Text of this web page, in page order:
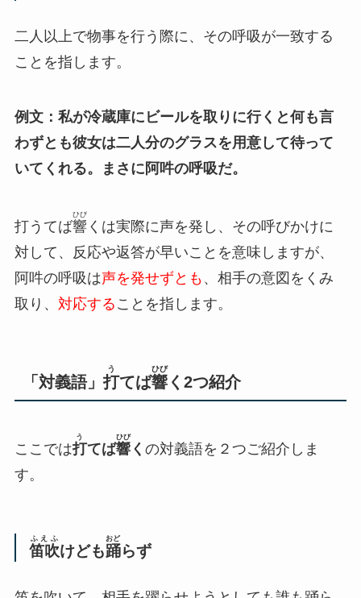
二人以上で物事を行う際に、その呼吸が一致する
ことを指します。
例文：私が冷蔵庫にビールを取りに行くと何も言
わずとも彼女は二人分のグラスを用意して待って
いてくれる。まさに阿吽の呼吸だ。
打うてば響
ひび
くは実際に声を発し、その呼びかけに
対して、反応や返答が早いことを意味しますが、
阿吽の呼吸は声を発せずとも 、相手の意図をくみ
取り、 対応する ことを指します。
「対義語」 打
う
てば響
ひび
く2つ紹介
ここでは打
う
てば響
ひび
く の対義語を２つご紹介しま
す。
笛吹
ふえふ
けども踊
おど
らず